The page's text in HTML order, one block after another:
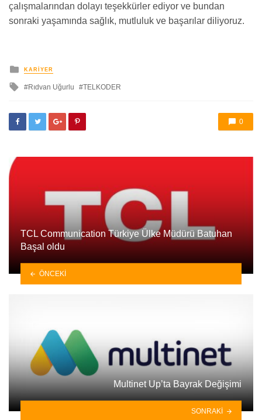
çalışmalarından dolayı teşekkürler ediyor ve bundan
sonraki yaşamında sağlık, mutluluk ve başarılar diliyoruz.
yayınlanan
KARIYER
ileRıdvan Uğurlu TELKODER
0
TCL Communication Türkiye Ülke Müdürü Batuhan
Başal oldu
ÖNCEKI
Multinet Up’ta Bayrak Değişimi
SONRAKI